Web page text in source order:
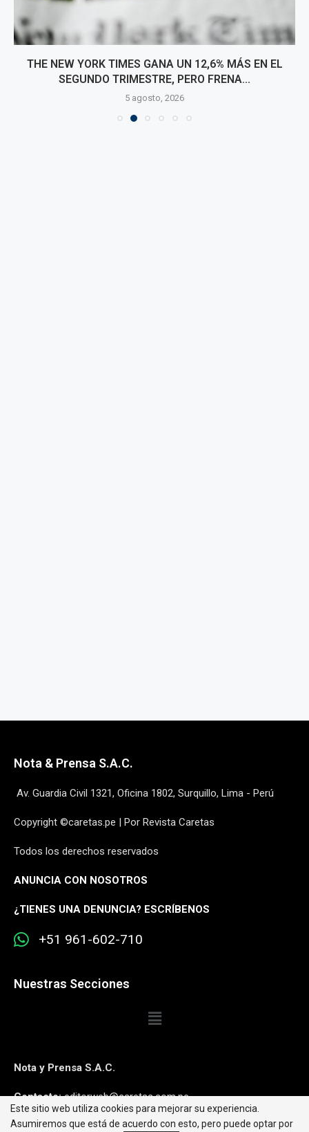
THE NEW YORK TIMES GANA UN 12,6% MÁS EN EL
SEGUNDO TRIMESTRE, PERO FRENA...
5 agosto, 2026
Nota & Prensa S.A.C.
Av. Guardia Civil 1321, Oficina 1802, Surquillo, Lima - Perú
Copyright ©caretas.pe | Por Revista Caretas
Todos los derechos reservados
ANUNCIA CON NOSOTROS
¿TIENES UNA DENUNCIA? ESCRÍBENOS
+51 961-602-710
Nuestras Secciones
Nota y Prensa S.A.C.
Contacto:editorweb@caretas.com.pe
Síguenos:
Este sitio web utiliza cookies para mejorar su experiencia.
Asumiremos que está de acuerdo con esto, pero puede optar por